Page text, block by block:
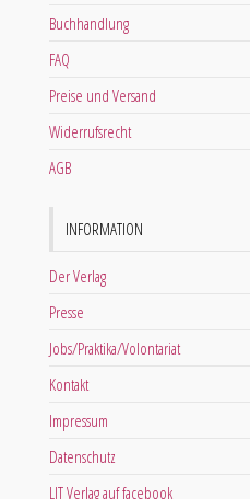
Buchhandlung
FAQ
Preise und Versand
Widerrufsrecht
AGB
INFORMATION
Der Verlag
Presse
Jobs/Praktika/Volontariat
Kontakt
Impressum
Datenschutz
LIT Verlag auf facebook